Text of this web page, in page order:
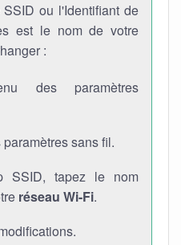
ou l'Identifiant de
est le nom de votre
:
des paramètres
sans fil.
SSID, tapez le nom
réseau Wi-Fi.